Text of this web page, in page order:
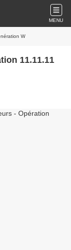
MENU
W
11.11.11